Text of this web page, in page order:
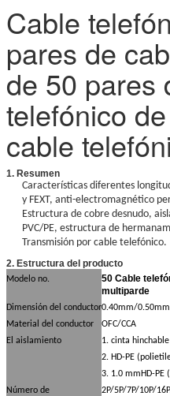
Cable
pares de
de 50 pares
telefónico
cable
1. Resumen
Características diferentes
y FEXT, anti-electromagnético
Estructura de cobre desnudo,
PVC/PE, estructura de
Transmisión por cable telefónico.
2. Estructura del producto
Modelo no.
50 Cable
multiparde
Dimensión del conductor0.40mm/
Material del conductor
OFC/CCA
El aislamiento
1. cinta
2. HD-PE
3. 1.0 mmHD-PE
Número de
2P/5P/7P/10P/